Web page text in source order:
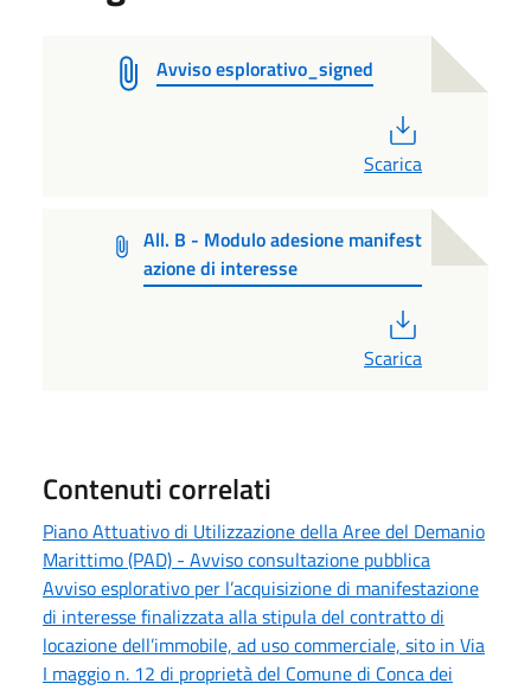
Avviso esplorativo_signed
Scarica
All. B - Modulo adesione manifest
azione di interesse
Scarica
Contenuti correlati
Piano Attuativo di Utilizzazione della Aree del Demanio
Marittimo (PAD) - Avviso consultazione pubblica
Avviso esplorativo per l’acquisizione di manifestazione
di interesse finalizzata alla stipula del contratto di
locazione dell’immobile, ad uso commerciale, sito in Via
I maggio n. 12 di proprietà del Comune di Conca dei